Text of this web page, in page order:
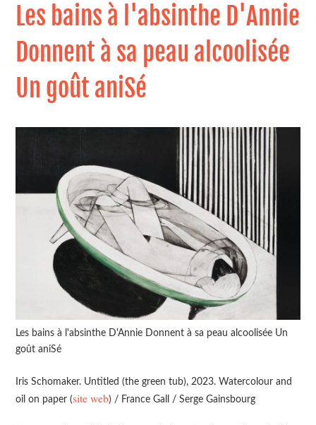
Les bains à l'absinthe D'Annie
Donnent à sa peau alcoolisée
Un goût aniSé
Les bains à l'absinthe D'Annie Donnent à sa peau alcoolisée Un
goût aniSé
Iris Schomaker. Untitled (the green tub), 2023. Watercolour and
oil on paper (site web) / France Gall / Serge Gainsbourg